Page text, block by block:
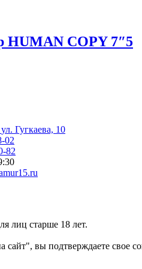
HUMAN COPY 7″5
ул. Гугкаева, 10
02
82
лиц старше 18 лет.
вы подтверждаете свое